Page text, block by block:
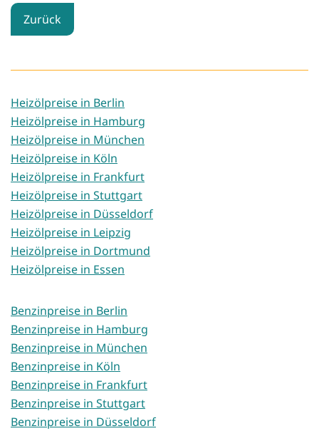
Zurück
Heizölpreise in Berlin
Heizölpreise in Hamburg
Heizölpreise in München
Heizölpreise in Köln
Heizölpreise in Frankfurt
Heizölpreise in Stuttgart
Heizölpreise in Düsseldorf
Heizölpreise in Leipzig
Heizölpreise in Dortmund
Heizölpreise in Essen
Benzinpreise in Berlin
Benzinpreise in Hamburg
Benzinpreise in München
Benzinpreise in Köln
Benzinpreise in Frankfurt
Benzinpreise in Stuttgart
Benzinpreise in Düsseldorf